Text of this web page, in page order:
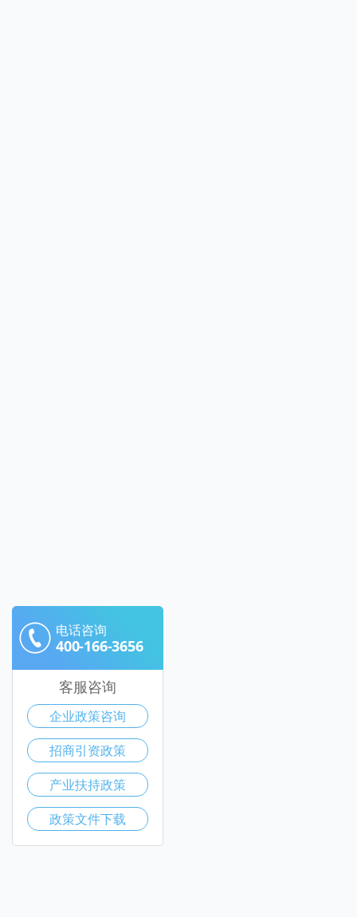
电话咨询
400-166-3656
客服咨询
企业政策咨询
招商引资政策
产业扶持政策
政策文件下载